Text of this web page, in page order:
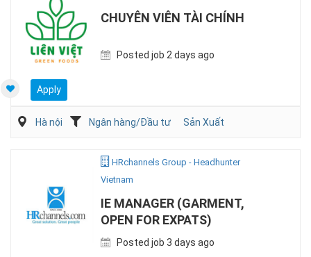
CHUYÊN VIÊN TÀI CHÍNH
Posted job 2 days ago
Apply
Hà nội Ngân hàng/Đầu tư Sản Xuất
HRchannels Group - Headhunter
Vietnam
IE MANAGER (GARMENT,
OPEN FOR EXPATS)
Posted job 3 days ago